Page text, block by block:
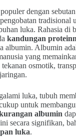
dengan
tradisional
luka. Rahasia di
kandungan
albumin. Albumin
yang
osmotik,
luka, tubuh
untuk
albumin
secara signifikan,
luka.